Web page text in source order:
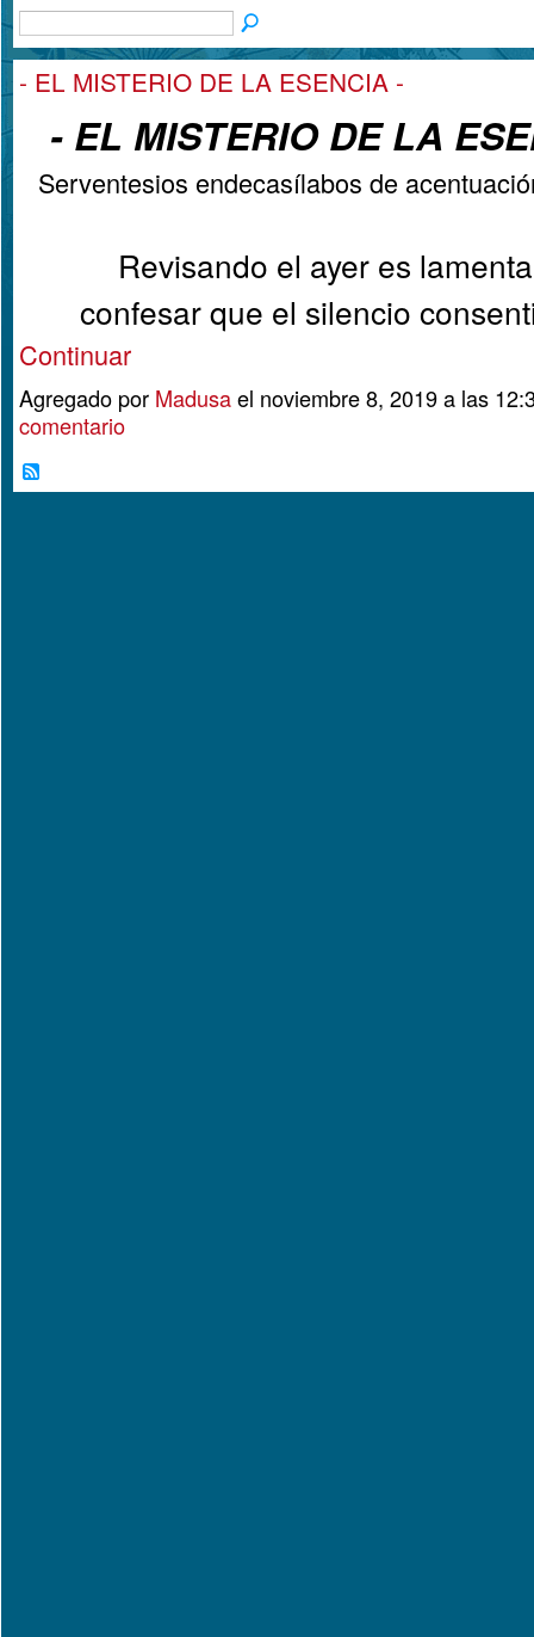
- EL MISTERIO DE LA ESENCIA -
- EL MISTERIO DE LA
Serventesios endecasílabos de
Revisando el ayer es
confesar que el silencio
Continuar
Agregado por Madusael noviembre 8, 2019 a las
comentario